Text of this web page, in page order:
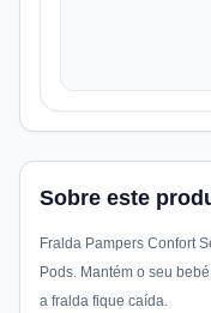
Sobre este
Fralda Pampers Confort
Pods. Mantém o seu
a fralda fique caída.